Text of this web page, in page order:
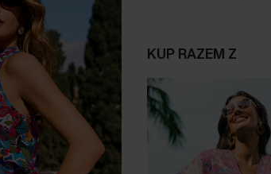
KUP RAZEM Z